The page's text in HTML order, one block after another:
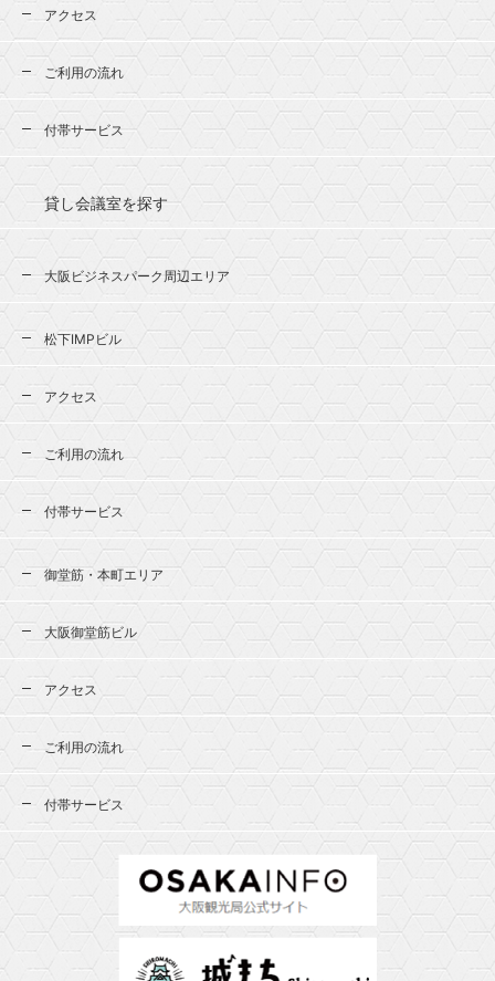
アクセス
ご利用の流れ
付帯サービス
貸し会議室を探す
大阪ビジネスパーク周辺エリア
松下IMPビル
アクセス
ご利用の流れ
付帯サービス
御堂筋・本町エリア
大阪御堂筋ビル
アクセス
ご利用の流れ
付帯サービス